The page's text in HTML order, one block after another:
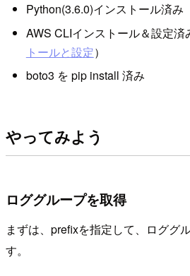
Python(3.6.0)インストール済み
AWS CLIインストール＆設定済
トールと設定）
boto3 を pip install 済み
やってみよう
ロググループを取得
まずは、prefixを指定して、ロググ
す。